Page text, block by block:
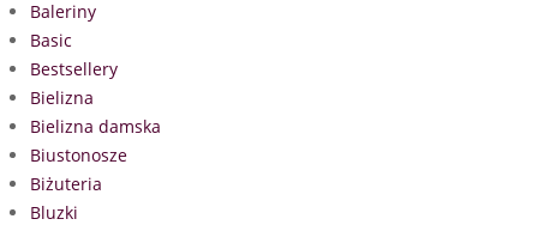
Baleriny
Basic
Bestsellery
Bielizna
Bielizna damska
Biustonosze
Biżuteria
Bluzki